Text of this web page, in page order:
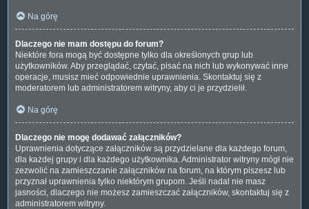
Na górę
Dlaczego nie mam dostępu do forum?
Niektóre fora mogą być dostępne tylko dla określonych grup lub
użytkowników. Aby przeglądać, czytać, pisać na nich lub wykonywać inne
operacje, musisz mieć odpowiednie uprawnienia. Skontaktuj się z
moderatorem lub administratorem witryny, aby ci je przydzielił.
Na górę
Dlaczego nie mogę dodawać załączników?
Uprawnienia dotyczące załączników są przydzielane dla każdego forum,
dla każdej grupy i dla każdego użytkownika. Administrator witryny mógł nie
zezwolić na zamieszczanie załączników na forum, na którym piszesz lub
przyznał uprawnienia tylko niektórym grupom. Jeśli nadal nie masz
jasności, dlaczego nie możesz zamieszczać załączników, skontaktuj się z
administratorem witryny.